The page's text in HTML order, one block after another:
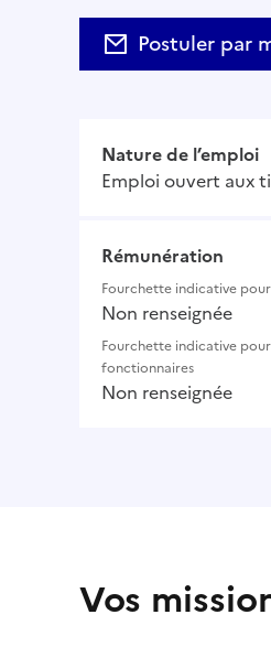
Postuler par
Nature de l’emploi
Emploi ouvert aux
Rémunération
Fourchette indicative
Non renseignée
Fourchette indicative
fonctionnaires
Non renseignée
Vos